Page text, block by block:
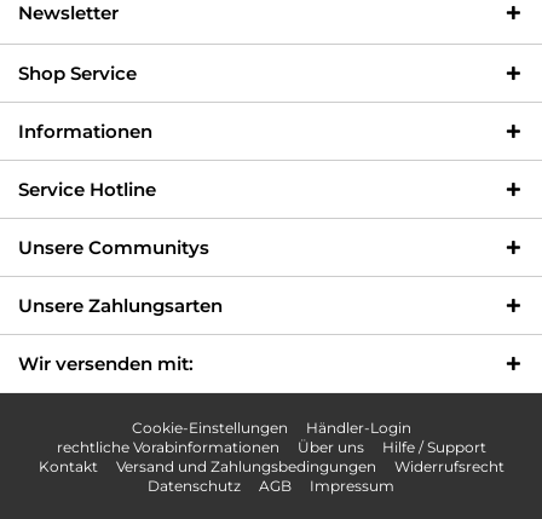
Newsletter
Shop Service
Informationen
Service Hotline
Unsere Communitys
Unsere Zahlungsarten
Wir versenden mit:
Cookie-Einstellungen
Händler-Login
rechtliche Vorabinformationen
Über uns
Hilfe / Support
Kontakt
Versand und Zahlungsbedingungen
Widerrufsrecht
Datenschutz
AGB Impressum